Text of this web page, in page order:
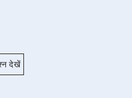
देखें